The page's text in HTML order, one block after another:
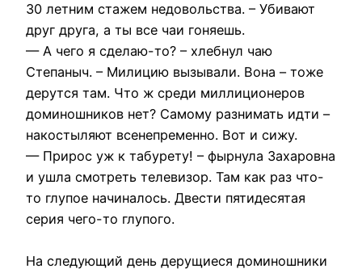
30 летним стажем недовольства. – Убивают
друг друга, а ты все чаи гоняешь.
— А чего я сделаю-то? – хлебнул чаю
Степаныч. – Милицию вызывали. Вона – тоже
дерутся там. Что ж среди миллиционеров
доминошников нет? Самому разнимать идти –
накостыляют всенепременно. Вот и сижу.
— Прирос уж к табурету! – фырнула Захаровна
и ушла смотреть телевизор. Там как раз что-
то глупое начиналось. Двести пятидесятая
серия чего-то глупого.
На следующий день дерущиеся доминошники